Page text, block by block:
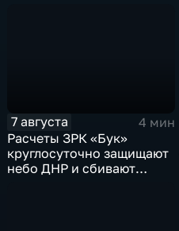
7 августа
4 мин
Расчеты ЗРК «Бук»
круглосуточно защищают
небо ДНР и сбивают